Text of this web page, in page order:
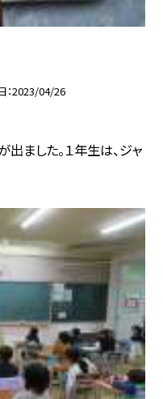
2023/04/26
ました。１年生は、ジャ